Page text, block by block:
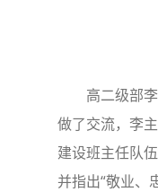
高二级部
做了交流，李
建设班主任队
并指出“敬业、